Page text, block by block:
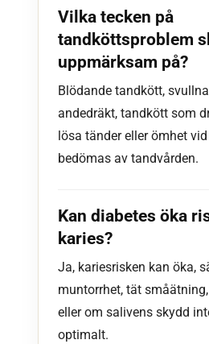
Vilka tecken på
tandköttsproblem
uppmärksam på?
Blödande tandkött,
andedräkt, tandkött som
lösa tänder eller ömhet
bedömas av tandvården.
Kan diabetes öka
karies?
Ja, kariesrisken kan öka,
muntorrhet, tät
eller om salivens skydd
optimalt.